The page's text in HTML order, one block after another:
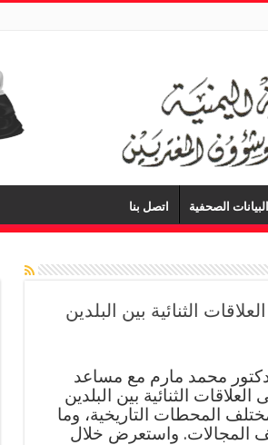
البيانات الصحفية اتصل بنا
الثنائية بين البلدين
محمد مارم مع مساعد
الثنائية بين البلدين
المحطات التاريخية، وما
المجالات. واستعرض خلال